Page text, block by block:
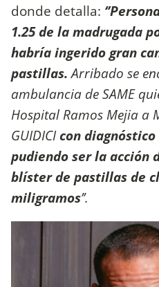
donde detalla:
1.25 de la madrugada
habría ingerido gran
pastillas.Arribado se
ambulancia de SAME
Hospital Ramos Mejia a
GUIDICIcon
pudiendo ser la acción
blíster de pastillas de
miligramos’’.